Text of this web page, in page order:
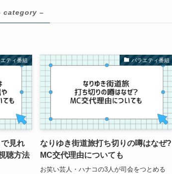
category –
ティ番組
見れ
聴方法
バラエティ番組
なりゆき街道旅打ち切りの噂はなぜ?
MC交代理由についても
お笑い芸人・ハナコの3人が司会をつとめる